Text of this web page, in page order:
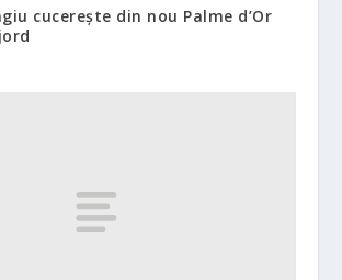
cucerește din nou Palme d’Or